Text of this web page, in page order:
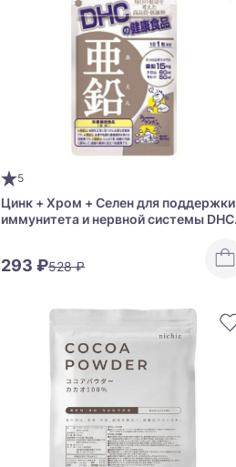
5
Цинк + Хром + Селен для поддержки
иммунитета и нервной системы DHC
293 ₽528 ₽